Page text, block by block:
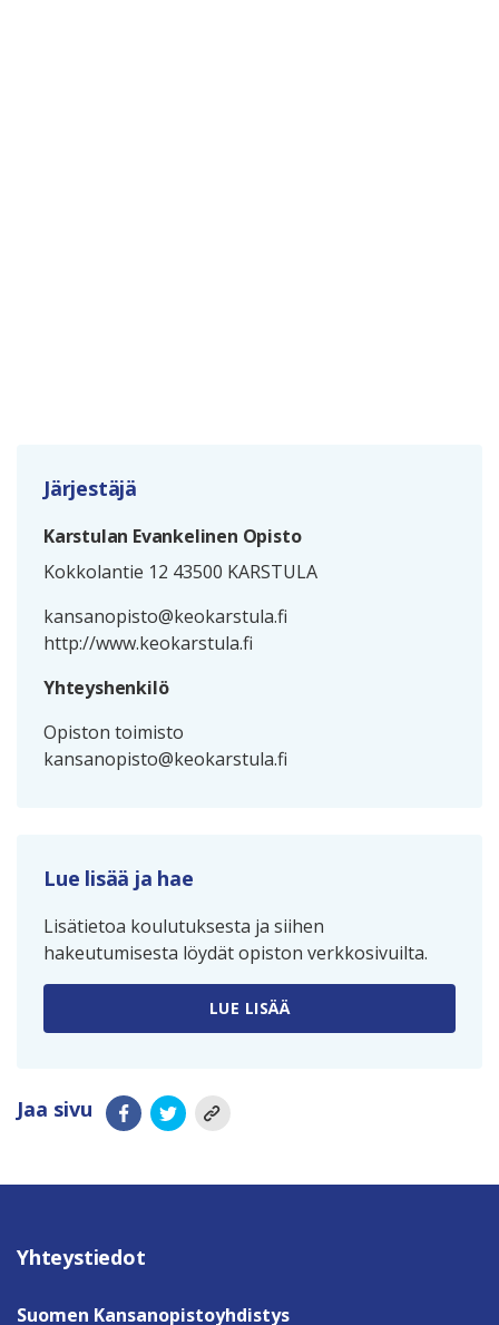
Järjestäjä
Karstulan Evankelinen Opisto
Kokkolantie 12 43500 KARSTULA
kansanopisto@keokarstula.fi
http://www.keokarstula.fi
Yhteyshenkilö
Opiston toimisto
kansanopisto@keokarstula.fi
Lue lisää ja hae
Lisätietoa koulutuksesta ja siihen
hakeutumisesta löydät opiston verkkosivuilta.
LUE LISÄÄ
Jaa sivu
Yhteystiedot
Suomen Kansanopistoyhdistys